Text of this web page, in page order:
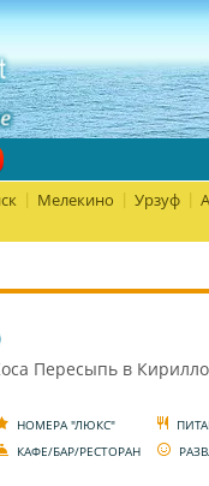
Мелекино Урзуф
Пересыпь в
НОМЕРА "ЛЮКС"
КАФЕ/БАР/РЕСТОРАН